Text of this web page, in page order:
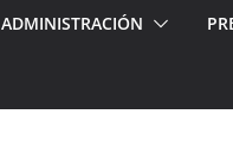
ADMINISTRACIÓN